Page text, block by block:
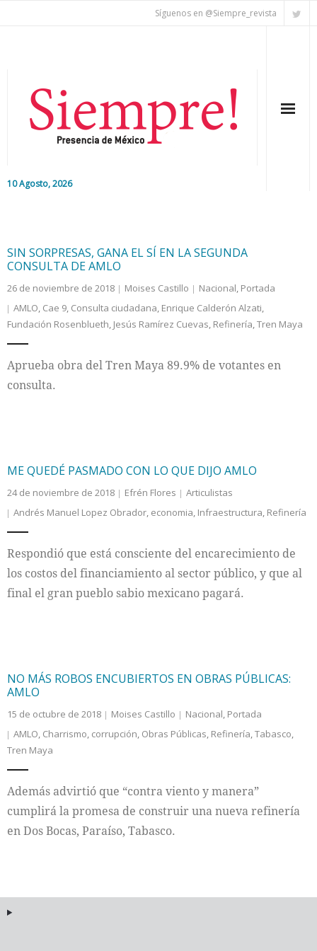
Síguenos en @Siempre_revista
10 Agosto, 2026
Colaboradores
Cultura
SIN SORPRESAS, GANA EL SÍ EN LA SEGUNDA
CONSULTA DE AMLO
26 de noviembre de 2018 Moises Castillo Nacional, Portada
AMLO, Cae 9, Consulta ciudadana, Enrique Calderón Alzati,
Fundación Rosenblueth, Jesús Ramírez Cuevas, Refinería,Tren Maya
Aprueba obra del Tren Maya 89.9% de votantes en
consulta.
ME QUEDÉ PASMADO CON LO QUE DIJO AMLO
24 de noviembre de 2018 Efrén Flores
Articulistas
Andrés Manuel Lopez Obrador, economia, Infraestructura, Refinería
Respondió que está consciente del encarecimiento de
los costos del financiamiento al sector público, y que al
final el gran pueblo sabio mexicano pagará.
NO MÁS ROBOS ENCUBIERTOS EN OBRAS PÚBLICAS:
AMLO
15 de octubre de 2018 Moises Castillo Nacional, Portada
AMLO, Charrismo, corrupción, Obras Públicas, Refinería,Tabasco,
Tren Maya
Además advirtió que “contra viento y manera”
cumplirá la promesa de construir una nueva refinería
en Dos Bocas, Paraíso, Tabasco.